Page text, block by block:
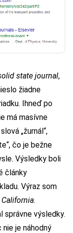
state journal,
žiadne
Ihneď po
má masívne
„žurnál“,
čo je bežne
Výsledky boli
články
Výraz som
California.
správne výsledky.
je náhodný